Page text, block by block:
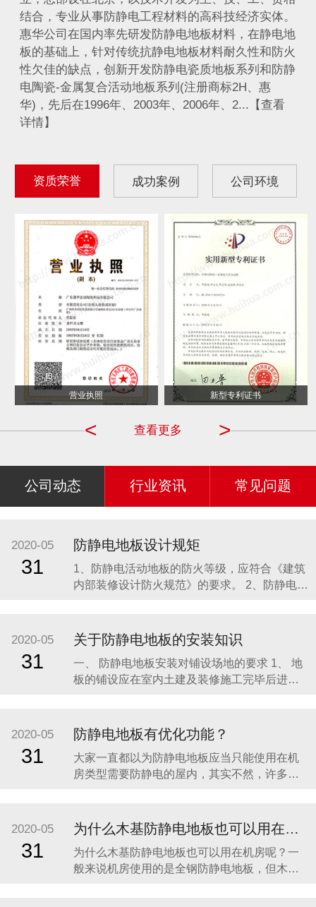
结合，专业从事防静电工程材料的高科技经济实体。
惠华公司在国内率先研发防静电地板材料，在静电地
板的基础上，针对传统抗静电地板材料耐久性和防火
性欠佳的缺点，创新开发防静电瓷质地板系列和防静
电陶瓷-金属复合活动地板系列(注册商标2H、惠
华)，先后在1996年、2003年、2006年、2...【查看
详情】
资质荣誉 成功案例 公司环境
营业执照 新型专利证书
>
查看更多
<
IDC计算机通信机房...
公司动态 行业资讯 常见问题
2020-05
31
防静电地板设计规矩
1、防静电活动地板的防火等级，应符合《建筑
内部装修设计防火规范》的要求。 2、防静电活
空调风库用：基本尺寸为400mm。地板的可卸
板能互换，并有较高的制作精度，以保证地板
空间作为空调风库使用时
2020-05
31
关于防静电地板的安装知识
一、 防静电地板安装对铺设场地的要求 1、 地
板的铺设应在室内土建及装修施工完毕后进
电路、水路、空气等管道及空调系统应在安装
地板前施工完毕； 4、 大型重设备基座固定应
完工，设备安装在
2020-05
31
防静电地板有优化功能？
大家一直都以为防静电地板应当只能使用在机
房类型需要防静电的屋内，其实不然，许多医
被市场知晓，但与国外医院比较，国内医院中
防静地板所占的份额并不高。恰逢近年国内医
院改扩建热潮，医院只要深化了解防静电地板
的功能才华
2020-05
31
为什么木基防静电地板也可以用在机房呢？
为什么木基防静电地板也可以用在机房呢？一
般来说机房使用的是全钢防静电地板，但木基